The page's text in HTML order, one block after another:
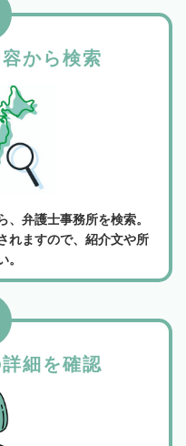
から検索
弁護士事務所を検索。
れますので、紹介文や所
細を確認